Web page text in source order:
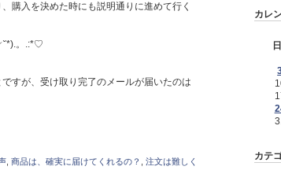
購入を決めた時にも説明通りに進めて行く
。.:*♡
すが、受け取り完了のメールが届いたのは
, 商品は、確実に届けてくれるの？
注文は難しく
カレ
日
カテ